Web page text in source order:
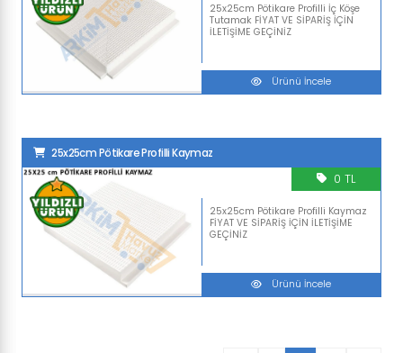
25x25cm Pötikare Profilli İç Köşe
Tutamak FİYAT VE SİPARİŞ İÇİN
İLETİŞİME GEÇİNİZ
Ürünü İncele
25x25cm Pötikare Profilli Kaymaz
25x25cm Pötikare Profilli Kaymaz
FİYAT VE SİPARİŞ İÇİN İLETİŞİME
GEÇİNİZ
0 TL
Ürünü İncele